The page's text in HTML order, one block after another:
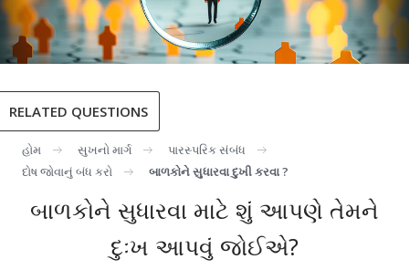
RELATED QUESTIONS
હોમ સુખનો માર્ગ
પારસ્પરિક સંબંધ
દોષ જોવાનું બંધ કરો
બાળકોને સુધારવા દુખી કરવા ?
બાળકોને સુધારવા માટે શું આપણે તેમને
દુઃખ આપવું જોઈએ?